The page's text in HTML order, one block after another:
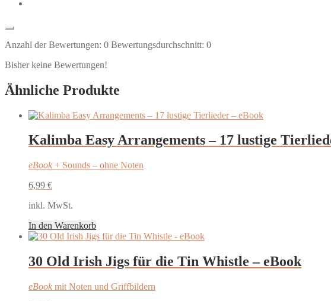
Anzahl der Bewertungen: 0 Bewertungsdurchschnitt: 0
Bisher keine Bewertungen!
Ähnliche Produkte
Kalimba Easy Arrangements – 17 lustige
eBook + Sounds – ohne Noten
6,99 €
inkl. MwSt.
In den Warenkorb
30 Old Irish Jigs für die Tin Whistle – eBook
eBook mit Noten und Griffbildern